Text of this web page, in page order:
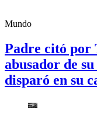
Mundo
Padre citó por
abusador de
disparó en su